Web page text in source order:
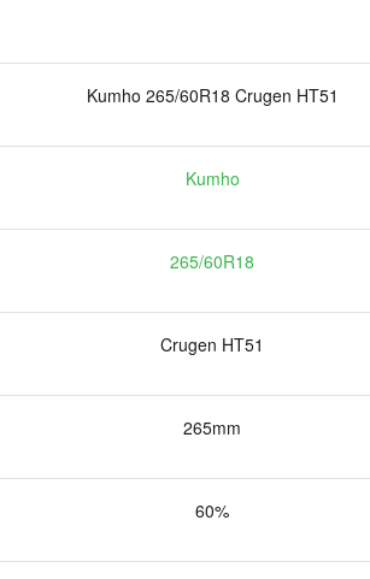
Kumho 265/60R18 Crugen HT51
Kumho
265/60R18
Crugen HT51
265mm
60%